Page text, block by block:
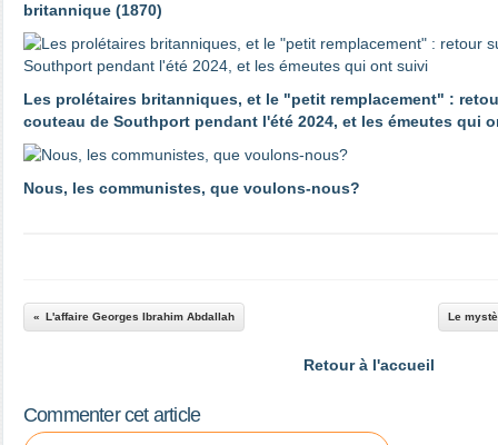
britannique (1870)
Les prolétaires britanniques, et le "petit remplacement" :
couteau de Southport pendant l'été 2024, et les émeutes qui
Nous, les communistes, que voulons-nous?
L'affaire Georges Ibrahim Abdallah Le
Retour à l'accueil
Commenter cet article